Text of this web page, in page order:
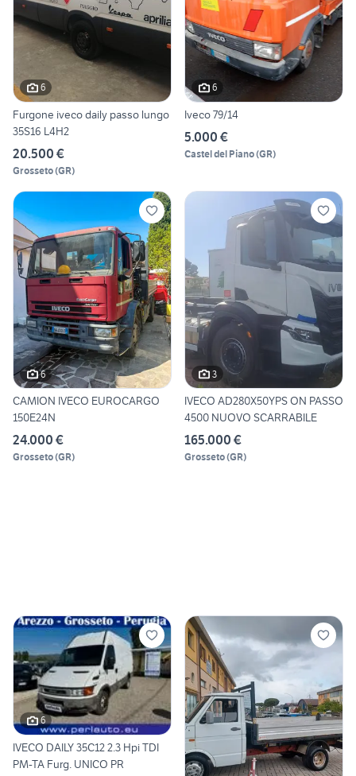
6
Furgone iveco daily passo lungo
35S16 L4H2
20.500 €
Grosseto(GR)
6
Iveco 79/14
5.000 €
Castel del Piano(GR)
6
CAMION IVECO EUROCARGO
150E24N
24.000 €
Grosseto(GR)
3
IVECO AD280X50YPS ON PASSO
4500 NUOVO SCARRABILE
165.000 €
Grosseto(GR)
6
IVECO DAILY 35C12 2.3 Hpi TDI
PM-TA Furg. UNICO PR